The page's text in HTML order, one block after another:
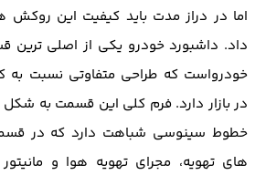
اما در دراز مدت باید کیفیت این روکش
داد. داشبورد خودرو یکی از اصلی
خودرواست که طراحی متفاوتی نسبت به
در بازار دارد. فرم کلی این قسمت به
خطوط سینوسی شباهت دارد که در
های تهویه، مجرای تهویه هوا و